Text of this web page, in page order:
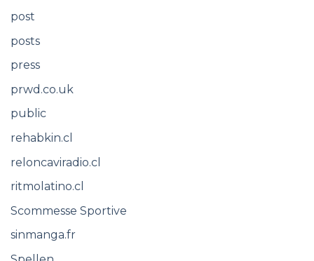
post
posts
press
prwd.co.uk
public
rehabkin.cl
reloncaviradio.cl
ritmolatino.cl
Scommesse Sportive
sinmanga.fr